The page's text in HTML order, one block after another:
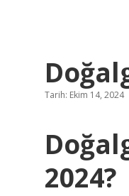
Tarih: Ekim 14, 2024
2024?